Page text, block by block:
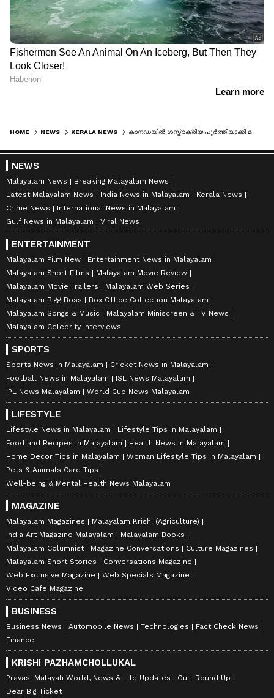
HOME NEWS KERALA NEWS കാനഡയിൽ ശസ്ത്രക്രിയ പൂർത്തിയാക്കി മണിക്കൂറുകൾക്കുള്ളിൽ മലയാളി യുവതി മരിച്ചു; ചികിത്സ പിഴവെന്ന് ആരോപണം
NEWS
Malayalam News
Breaking Malayalam News
Latest Malayalam News
India News in Malayalam
Kerala News
Crime News
International News in Malayalam
Gulf News in Malayalam
Viral News
ENTERTAINMENT
Malayalam Film New
Entertainment News in Malayalam
Malayalam Short Films
Malayalam Movie Review
Malayalam Movie Trailers
Malayalam Web Series
Malayalam Bigg Boss
Box Office Collection Malayalam
Malayalam Songs & Music
Malayalam Miniscreen & TV News
Malayalam Celebrity Interviews
SPORTS
Sports News in Malayalam
Cricket News in Malayalam
Football News in Malayalam
ISL News Malayalam
IPL News Malayalam
World Cup News Malayalam
LIFESTYLE
Lifestyle News in Malayalam
Lifestyle Tips in Malayalam
Food and Recipes in Malayalam
Health News in Malayalam
Home Decor Tips in Malayalam
Woman Lifestyle Tips in Malayalam
Pets & Animals Care Tips
Well-being & Mental Health News Malayalam
MAGAZINE
Malayalam Magazines
Malayalam Krishi (Agriculture)
India Art Magazine Malayalam
Malayalam Books
Malayalam Columnist
Magazine Conversations
Culture Magazines
Malayalam Short Stories
Conversations Magazine
Web Exclusive Magazine
Web Specials Magazine
Video Cafe Magazine
BUSINESS
Business News Automobile News Technologies
Fact Check News
Finance
KRISHI PAZHAMCHOLLUKAL
Pravasi Malayali World, News & Life Updates
Gulf Round Up
Dear Big Ticket